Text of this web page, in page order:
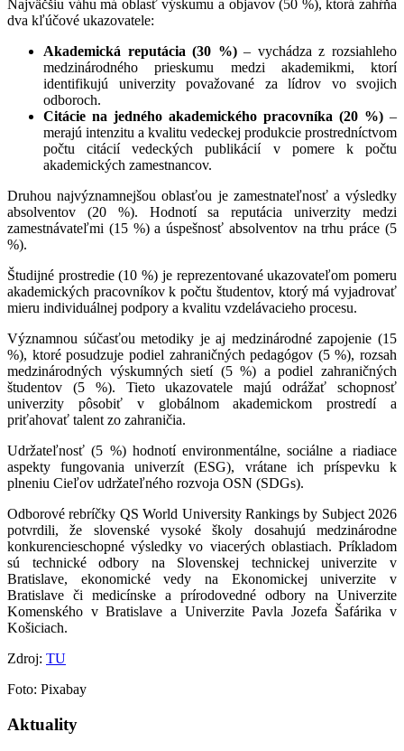
Najväčšiu váhu má oblasť výskumu a objavov (50 %), ktorá zahŕňa
dva kľúčové ukazovatele:
Akademická reputácia (30 %)– vychádza z rozsiahleho
medzinárodného prieskumu medzi akademikmi, ktorí
identifikujú univerzity považované za lídrov vo svojich
odboroch.
Citácie na jedného akademického pracovníka (20 %) –
merajú intenzitu a kvalitu vedeckej produkcie prostredníctvom
počtu citácií vedeckých publikácií v pomere k počtu
akademických zamestnancov.
Druhou najvýznamnejšou oblasťou je zamestnateľnosť a výsledky
absolventov (20 %). Hodnotí sa reputácia univerzity medzi
zamestnávateľmi (15 %) a úspešnosť absolventov na trhu práce (5
%).
Študijné prostredie (10 %) je reprezentované ukazovateľom pomeru
akademických pracovníkov k počtu študentov, ktorý má vyjadrovať
mieru individuálnej podpory a kvalitu vzdelávacieho procesu.
Významnou súčasťou metodiky je aj medzinárodné zapojenie (15
%), ktoré posudzuje podiel zahraničných pedagógov (5 %), rozsah
medzinárodných výskumných sietí (5 %) a podiel zahraničných
študentov (5 %). Tieto ukazovatele majú odrážať schopnosť
univerzity pôsobiť v globálnom akademickom prostredí a
priťahovať talent zo zahraničia.
Udržateľnosť (5 %) hodnotí environmentálne, sociálne a riadiace
aspekty fungovania univerzít (ESG), vrátane ich príspevku k
plneniu Cieľov udržateľného rozvoja OSN (SDGs).
Odborové rebríčky QS World University Rankings by Subject 2026
potvrdili, že slovenské vysoké školy dosahujú medzinárodne
konkurencieschopné výsledky vo viacerých oblastiach. Príkladom
sú technické odbory na Slovenskej technickej univerzite v
Bratislave, ekonomické vedy na Ekonomickej univerzite v
Bratislave či medicínske a prírodovedné odbory na Univerzite
Komenského v Bratislave a Univerzite Pavla Jozefa Šafárika v
Košiciach.
Zdroj: TU
Foto: Pixabay
Aktuality